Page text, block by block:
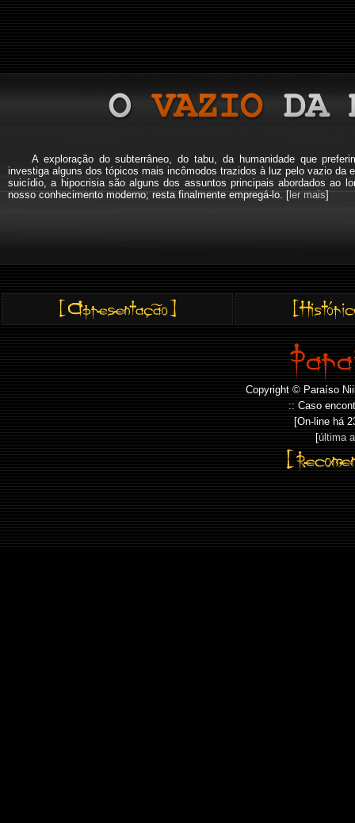
A exploração do subterrâneo, do tabu, da humanidade que
investiga alguns dos tópicos mais incômodos trazidos à luz pelo vazio da
suicídio, a hipocrisia são alguns dos assuntos principais abordados ao
nosso conhecimento moderno; resta finalmente empregá-lo. [ler mais]
Copyright © Paraíso
:: Caso
[On-line há
[última